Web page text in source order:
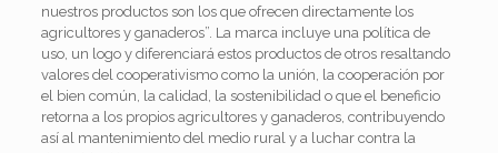
nuestros productos son los que ofrecen directamente los
agricultores y ganaderos”. La marca incluye una política de
uso, un logo y diferenciará estos productos de otros resaltando
valores del cooperativismo como la unión, la cooperación por
el bien común, la calidad, la sostenibilidad o que el beneficio
retorna a los propios agricultores y ganaderos, contribuyendo
así al mantenimiento del medio rural y a luchar contra la